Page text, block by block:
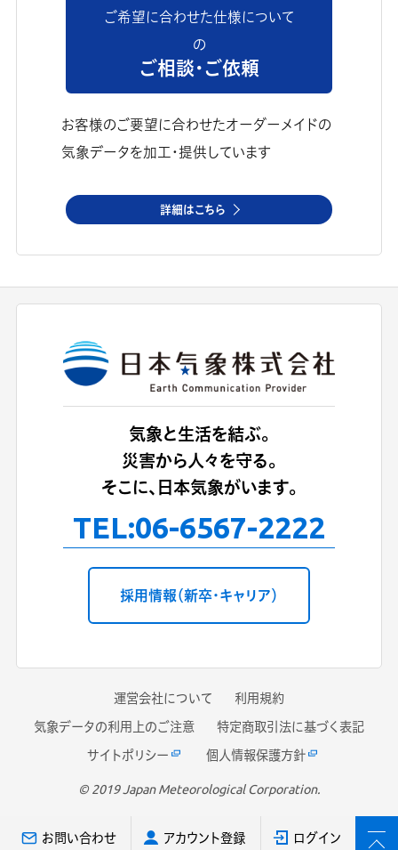
ご希望に合わせた仕様について
の
ご相談・ご依頼
お客様のご要望に合わせたオーダーメイドの
気象データを加工・提供しています
詳細はこちら
お問い合わせ アカウント登録 ログイン
気象と生活を結ぶ。
災害から人々を守る。
そこに、日本気象がいます。
TEL:06-6567-2222
採用情報（新卒・キャリア）
運営会社について
利用規約
気象データの利用上のご注意
特定商取引法に基づく表記
サイトポリシー
個人情報保護方針
© 2019 Japan Meteorological Corporation.